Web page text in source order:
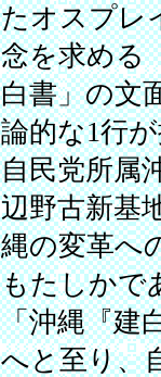
たオスプレ
念を求める
白書」の文
論的な1行
自民党所属
辺野古新基
縄の変革へ
もたしかで
「沖縄『建
へと至り、